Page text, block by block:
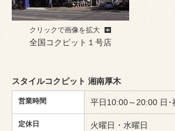
クリックで画像を拡大
全国コクピット１号店
スタイルコクピット 湘南厚木
営業時間 平日10:00～20:00 日
定休日 火曜日・水曜日